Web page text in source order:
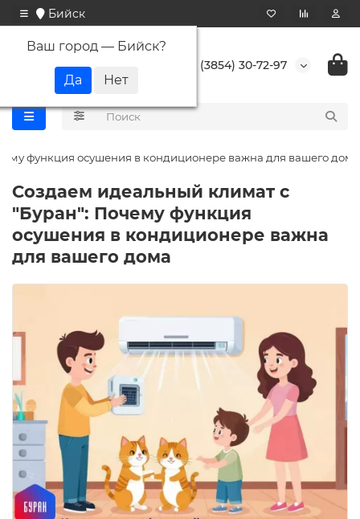
Бийск
Ваш город — Бийск?
+7 (3854) 30-72-97
функция осушения в кондиционере важна для вашего дома
Создаем идеальный климат с
"Буран": Почему функция
осушения в кондиционере важна
для вашего дома